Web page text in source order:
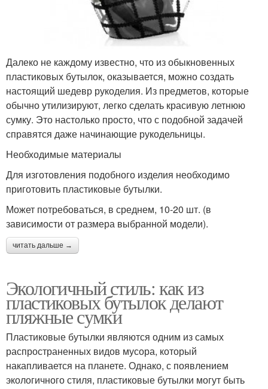
Далеко не каждому известно, что из обыкновенных
пластиковых бутылок, оказывается, можно создать
настоящий шедевр рукоделия. Из предметов, которые
обычно утилизируют, легко сделать красивую летнюю
сумку. Это настолько просто, что с подобной задачей
справятся даже начинающие рукодельницы.
Необходимые материалы
Для изготовления подобного изделия необходимо
приготовить пластиковые бутылки.
Может потребоваться, в среднем, 10-20 шт. (в
зависимости от размера выбранной модели).
читать дальше →
Экологичный стиль: как из
пластиковых бутылок делают
пляжные сумки
Пластиковые бутылки являются одним из самых
распространенных видов мусора, который
накапливается на планете. Однако, с появлением
экологичного стиля, пластиковые бутылки могут быть